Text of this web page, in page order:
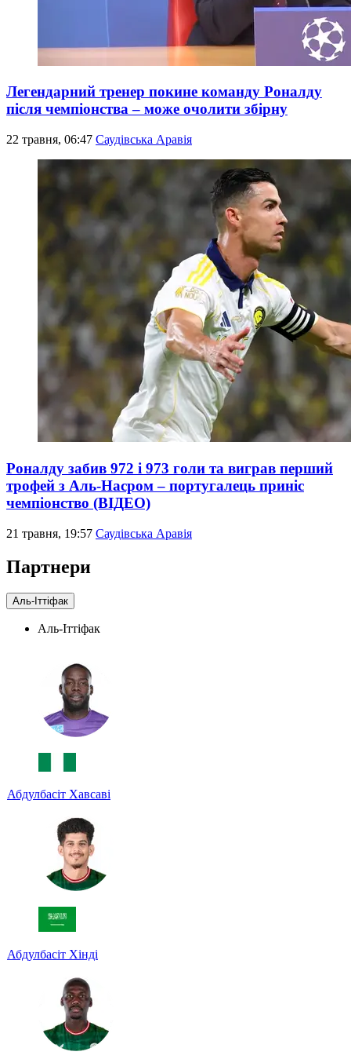
Легендарний тренер покине команду Роналду
після чемпіонства – може очолити збірну
22 травня, 06:47 Саудівська Аравія
Роналду забив 972 і 973 голи та виграв перший
трофей з Аль-Насром – португалець приніс
чемпіонство (ВІДЕО)
21 травня, 19:57 Саудівська Аравія
Партнери
Аль-Іттіфак
Аль-Іттіфак
Абдулбасіт Хавсаві
Абдулбасіт Хінді